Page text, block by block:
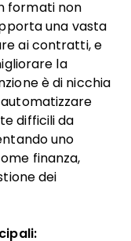
formati non
una vasta
ai contratti, e
la
è di nicchia
difficili da
uno
finanza,
dei